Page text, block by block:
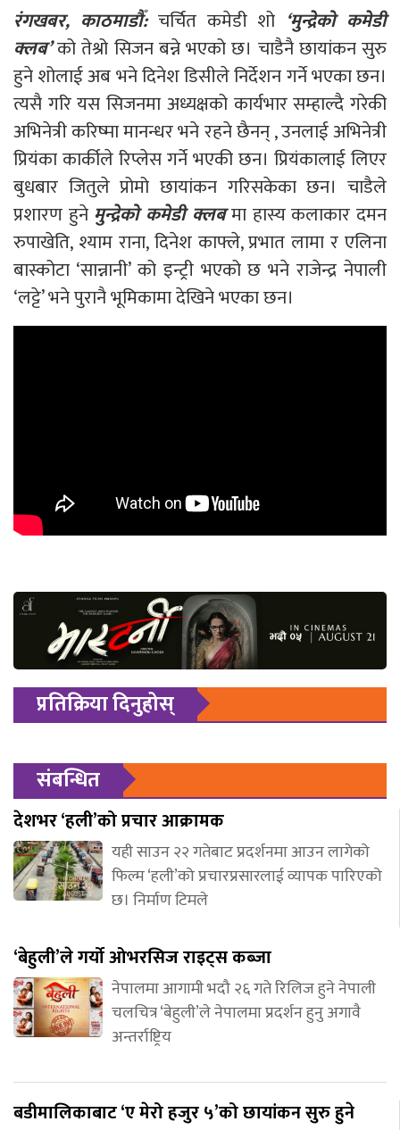
रंगखबर, काठमाडौँ: चर्चित कमेडी शो ‘मुन्द्रेको कमेडी
क्लब’को तेश्रो सिजन बन्ने भएको छ। चाडैनै छायांकन सुरु
हुने शोलाई अब भने दिनेश डिसीले निर्देशन गर्ने भएका छन।
त्यसै गरि यस सिजनमा अध्यक्षको कार्यभार सम्हाल्दै गरेकी
अभिनेत्री करिष्मा मानन्धर भने रहने छैनन् , उनलाई अभिनेत्री
प्रियंका कार्कीले रिप्लेस गर्ने भएकी छन। प्रियंकालाई लिएर
बुधबार जितुले प्रोमो छायांकन गरिसकेका छन। चाडैले
प्रशारण हुने मुन्द्रेको कमेडी क्लबमा हास्य कलाकार दमन
रुपाखेति, श्याम राना, दिनेश काफ्ले, प्रभात लामा र एलिना
बास्कोटा ‘सान्नानी’ को इन्ट्री भएको छ भने राजेन्द्र नेपाली
‘लट्टे’ भने पुरानै भूमिकामा देखिने भएका छन।
प्रतिक्रिया दिनुहोस्
संबन्धित
देशभर ‘हली’को प्रचार आक्रामक
यही साउन २२ गतेबाट प्रदर्शनमा आउन लागेको
फिल्म ‘हली’को प्रचारप्रसारलाई व्यापक पारिएको
छ। निर्माण टिमले
‘बेहुली’ले गर्यो ओभरसिज राइट्स कब्जा
नेपालमा आगामी भदौ २६ गते रिलिज हुने नेपाली
चलचित्र ‘बेहुली’ले नेपालमा प्रदर्शन हुनु अगावै
अन्तर्राष्ट्रिय
बडीमालिकाबाट ‘ए मेरो हजुर ५’को छायांकन सुरु हुने